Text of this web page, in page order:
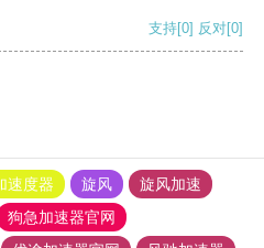
支持[0] 反对[0]
速度器 旋风
旋风加速
狗急加速器官网